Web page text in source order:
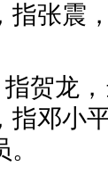
指张震
指贺龙
指邓小